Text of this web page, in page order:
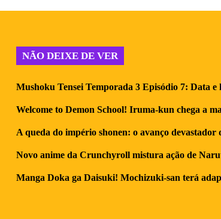
NÃO DEIXE DE VER
Mushoku Tensei Temporada 3 Episódio 7: Data e
Welcome to Demon School! Iruma-kun chega a
A queda do império shonen: o avanço devastador
Novo anime da Crunchyroll mistura ação de
Manga Doka ga Daisuki! Mochizuki-san terá